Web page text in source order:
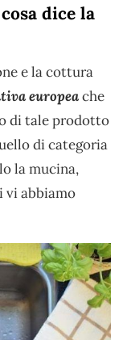
dice la
e la cottura
europeache
di tale prodotto
di categoria
la mucina,
vi abbiamo